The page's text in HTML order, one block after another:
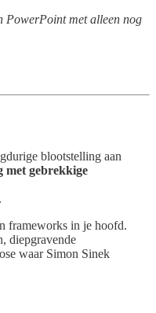
PowerPoint met alleen nog
blootstelling aan
met gebrekkige
frameworks in je hoofd.
diepgravende
waar Simon Sinek